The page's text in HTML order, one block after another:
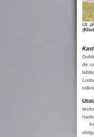
Ut,
(
de